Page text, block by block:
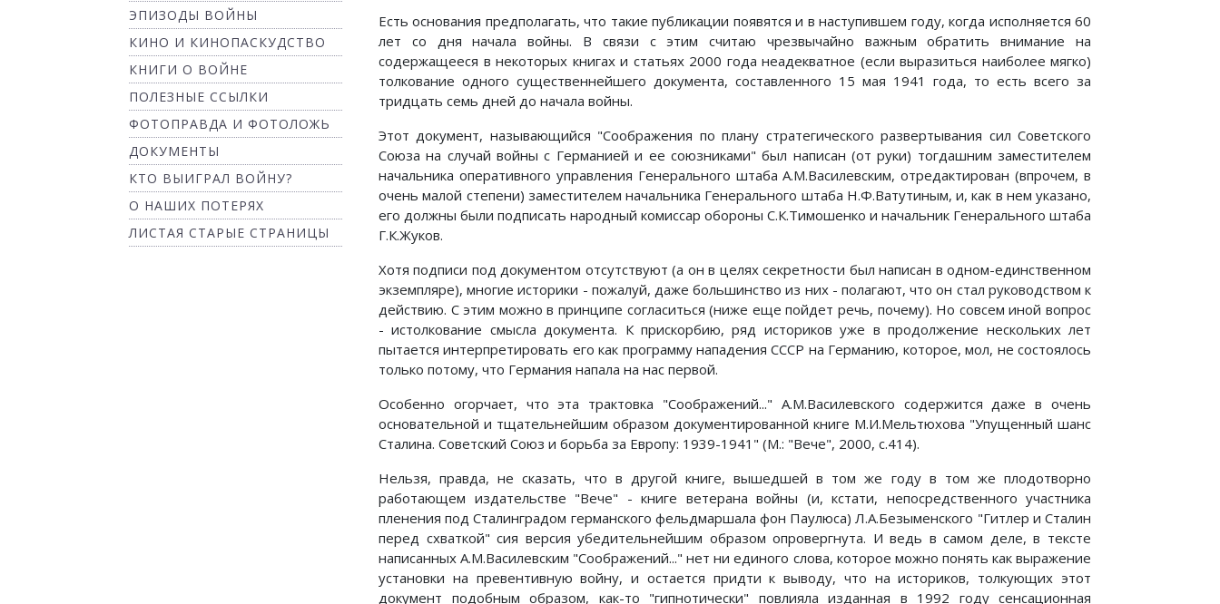
ЭПИЗОДЫ ВОЙНЫ
КИНО И КИНОПАСКУДСТВО
КНИГИ О ВОЙНЕ
ПОЛЕЗНЫЕ ССЫЛКИ
ФОТОПРАВДА И ФОТОЛОЖЬ
ДОКУМЕНТЫ
КТО ВЫИГРАЛ ВОЙНУ?
О НАШИХ ПОТЕРЯХ
ЛИСТАЯ СТАРЫЕ СТРАНИЦЫ
Есть основания предполагать, что такие публикации появятся и в наступившем году, когда исполняется 60
лет со дня начала войны. В связи с этим считаю чрезвычайно важным обратить внимание на
содержащееся в некоторых книгах и статьях 2000 года неадекватное (если выразиться наиболее мягко)
толкование одного существеннейшего документа, составленного 15 мая 1941 года, то есть всего за
тридцать семь дней до начала войны.
Этот документ, называющийся "Соображения по плану стратегического развертывания сил Советского
Союза на случай войны с Германией и ее союзниками" был написан (от руки) тогдашним заместителем
начальника оперативного управления Генерального штаба А.М.Василевским, отредактирован (впрочем, в
очень малой степени) заместителем начальника Генерального штаба Н.Ф.Ватутиным, и, как в нем указано,
его должны были подписать народный комиссар обороны С.К.Тимошенко и начальник Генерального штаба
Г.К.Жуков.
Хотя подписи под документом отсутствуют (а он в целях секретности был написан в одном-единственном
экземпляре), многие историки - пожалуй, даже большинство из них - полагают, что он стал руководством к
действию. С этим можно в принципе согласиться (ниже еще пойдет речь, почему). Но совсем иной вопрос
- истолкование смысла документа. К прискорбию, ряд историков уже в продолжение нескольких лет
пытается интерпретировать его как программу нападения СССР на Германию, которое, мол, не состоялось
только потому, что Германия напала на нас первой.
Особенно огорчает, что эта трактовка "Соображений..." А.М.Василевского содержится даже в очень
основательной и тщательнейшим образом документированной книге М.И.Мельтюхова "Упущенный шанс
Сталина. Советский Союз и борьба за Европу: 1939-1941" (М.: "Вече", 2000, с.414).
Нельзя, правда, не сказать, что в другой книге, вышедшей в том же году в том же плодотворно
работающем издательстве "Вече" - книге ветерана войны (и, кстати, непосредственного участника
пленения под Сталинградом германского фельдмаршала фон Паулюса) Л.А.Безыменского "Гитлер и Сталин
перед схваткой" сия версия убедительнейшим образом опровергнута. И ведь в самом деле, в тексте
написанных А.М.Василевским "Соображений..." нет ни единого слова, которое можно понять как выражение
установки на превентивную войну, и остается придти к выводу, что на историков, толкующих этот
документ подобным образом, как-то "гипнотически" повлияла изданная в 1992 году сенсационная